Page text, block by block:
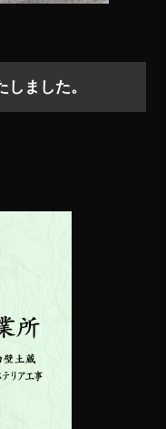
ました。